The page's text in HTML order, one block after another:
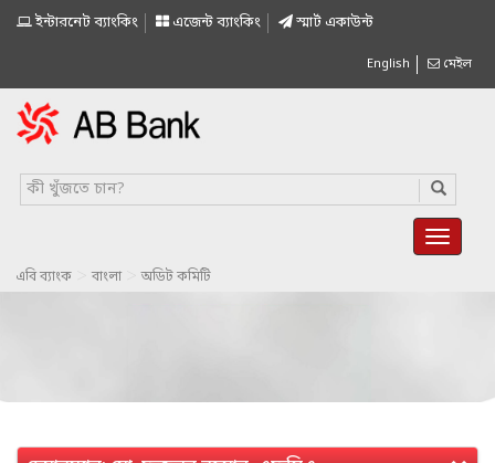
ইন্টারনেট ব্যাংকিং এজেন্ট ব্যাংকিং স্মাৰ্ট একাউন্ট
English মেইল
এবি ব্যাংক বাংলা অডিট কমিটি